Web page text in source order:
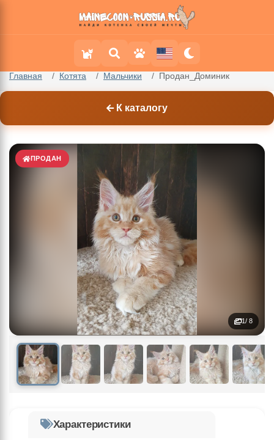
Главная Котята Мальчики Продан_Доминик
К каталогу
ПРОДАН
1/ 8
Характеристики